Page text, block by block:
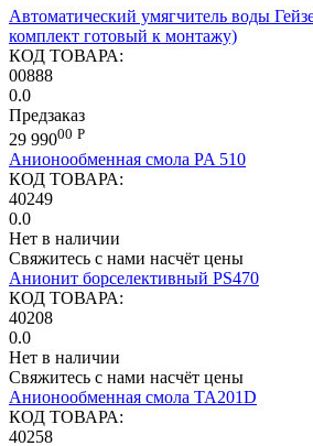
Автоматический умягчитель воды
комплект готовый к монтажу)
КОД ТОВАРА:
00888
0.0
Предзаказ
29 99000 Р
Анионообменная смола PA 510
КОД ТОВАРА:
40249
0.0
Нет в наличии
Свяжитесь с нами насчёт цены
Анионит борселективный PS470
КОД ТОВАРА:
40208
0.0
Нет в наличии
Свяжитесь с нами насчёт цены
Анионообменная смола TA201D
КОД ТОВАРА:
40258